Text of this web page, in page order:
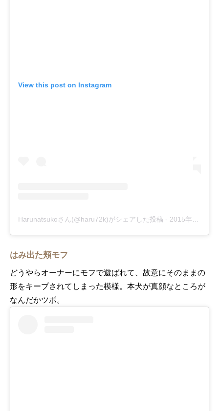
View this post on Instagram
Harunatsukoさん(@haru72k)がシェアした投稿 - 2015年12月月27日午後4時07分PST
はみ出た頬モフ
どうやらオーナーにモフで遊ばれて、故意にそのままの
形をキープされてしまった模様。本犬が真顔なところが
なんだかツボ。